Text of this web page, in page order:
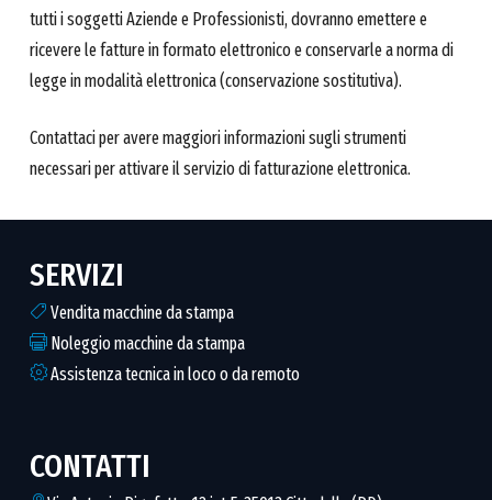
tutti i soggetti Aziende e Professionisti, dovranno emettere e
ricevere le fatture in formato elettronico e conservarle a norma di
legge in modalità elettronica (conservazione sostitutiva).
Contattaci per avere maggiori informazioni sugli strumenti
necessari per attivare il servizio di fatturazione elettronica.
SERVIZI
Vendita macchine da stampa
Noleggio macchine da stampa
Assistenza tecnica in loco o da remoto
CONTATTI